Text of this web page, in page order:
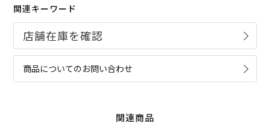
関連キーワード
商品についてのお問い合わせ
関連商品